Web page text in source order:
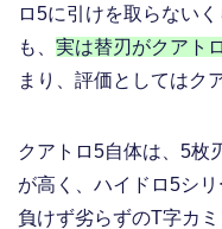
ロ5に引けを取らない
も、 実は替刃がクアト
まり、評価としてはク
クアトロ5自体は、5枚
が高く、ハイドロ5シ
負けず劣らずのT字カミ